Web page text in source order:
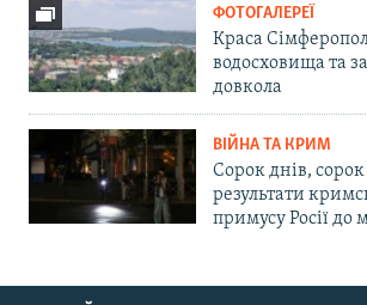
ФОТОГАЛЕРЕЇ
Краса
водосховища та
довкола
ВІЙНА ТА КРИМ
Сорок днів,
результати
примусу Росії до